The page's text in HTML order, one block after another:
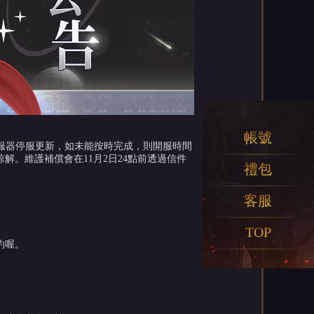
器停服更新，如未能按時完成，則開服時間
。維護補償會在11月2日24點前透過信件
。
帳號
禮包
客服
TOP